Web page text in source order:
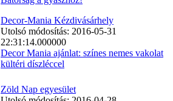
Decor-Mania Kézdivásárhely
Utolsó módosítás: 2016-05-31
22:31:14.000000
Decor Mania ajánlat: színes nemes vakolat
kültéri díszléccel
Zöld Nap egyesület